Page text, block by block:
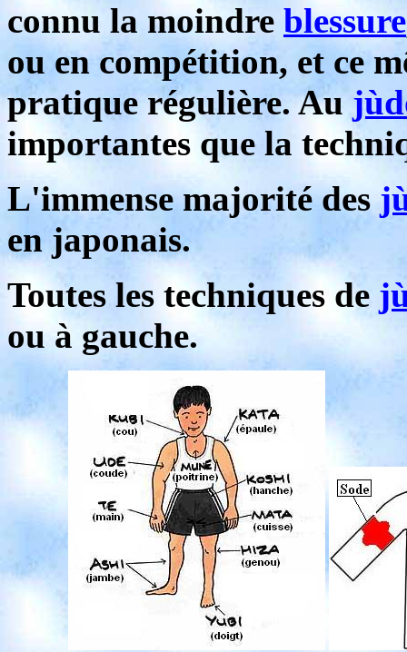
connu la moindre blessure
ou en compétition, et ce
pratique régulière. Au
importantes que la
L'immense majorité des
en japonais.
Toutes les techniques de
ou à gauche.